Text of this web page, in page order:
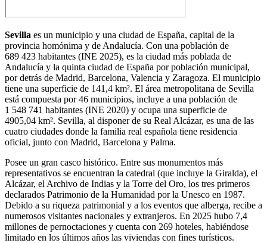
Sevilla es un municipio y una ciudad de España, capital de la
provincia homónima y de Andalucía.​ Con una población de
689 423 habitantes (INE 2025),​ es la ciudad más poblada de
Andalucía y la quinta ciudad de España por población municipal,
por detrás de Madrid, Barcelona, Valencia y Zaragoza. El municipio
tiene una superficie de 141,4 km².​ El área metropolitana de Sevilla
está compuesta por 46 municipios, incluye a una población de
1 548 741 habitantes (INE 2020) y ocupa una superficie de
4905,04 km².​ Sevilla, al disponer de su Real Alcázar, es una de las
cuatro ciudades donde la familia real española tiene residencia
oficial, junto con Madrid, Barcelona y Palma.
Posee un gran casco histórico.​ Entre sus monumentos más
representativos se encuentran la catedral (que incluye la Giralda), el
Alcázar, el Archivo de Indias y la Torre del Oro, los tres primeros
declarados Patrimonio de la Humanidad por la Unesco en 1987.​
Debido a su riqueza patrimonial y a los eventos que alberga,​ recibe a
numerosos visitantes nacionales y extranjeros. En 2025 hubo 7,4
millones de pernoctaciones y cuenta con 269 hoteles,​ habiéndose
limitado en los últimos años las viviendas con fines turísticos.​ ​